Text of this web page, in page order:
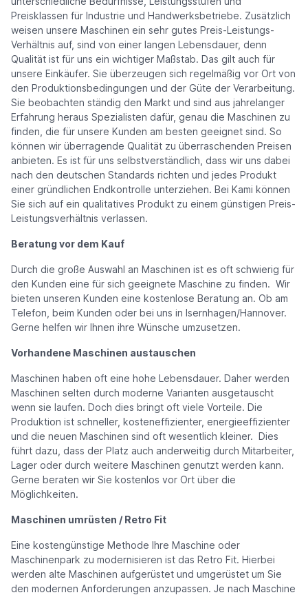
Preisklassen für Industrie und Handwerksbetriebe. Zusätzlich
weisen unsere Maschinen ein sehr gutes Preis-Leistungs-
Verhältnis auf, sind von einer langen Lebensdauer, denn
Qualität ist für uns ein wichtiger Maßstab. Das gilt auch für
unsere Einkäufer. Sie überzeugen sich regelmäßig vor Ort von
den Produktionsbedingungen und der Güte der Verarbeitung.
Sie beobachten ständig den Markt und sind aus jahrelanger
Erfahrung heraus Spezialisten dafür, genau die Maschinen zu
finden, die für unsere Kunden am besten geeignet sind. So
können wir überragende Qualität zu überraschenden Preisen
anbieten. Es ist für uns selbstverständlich, dass wir uns dabei
nach den deutschen Standards richten und jedes Produkt
einer gründlichen Endkontrolle unterziehen. Bei Kami können
Sie sich auf ein qualitatives Produkt zu einem günstigen Preis-
Leistungsverhältnis verlassen.
Beratung vor dem Kauf
Durch die große Auswahl an Maschinen ist es oft schwierig für
den Kunden eine für sich geeignete Maschine zu finden. Wir
bieten unseren Kunden eine kostenlose Beratung an. Ob am
Telefon, beim Kunden oder bei uns in Isernhagen/Hannover.
Gerne helfen wir Ihnen ihre Wünsche umzusetzen.
Vorhandene Maschinen austauschen
Maschinen haben oft eine hohe Lebensdauer. Daher werden
Maschinen selten durch moderne Varianten ausgetauscht
wenn sie laufen. Doch dies bringt oft viele Vorteile. Die
Produktion ist schneller, kosteneffizienter, energieeffizienter
und die neuen Maschinen sind oft wesentlich kleiner. Dies
führt dazu, dass der Platz auch anderweitig durch Mitarbeiter,
Lager oder durch weitere Maschinen genutzt werden kann.
Gerne beraten wir Sie kostenlos vor Ort über die
Möglichkeiten.
Maschinen umrüsten / Retro Fit
Eine kostengünstige Methode Ihre Maschine oder
Maschinenpark zu modernisieren ist das Retro Fit. Hierbei
werden alte Maschinen aufgerüstet und umgerüstet um Sie
den modernen Anforderungen anzupassen. Je nach Maschine